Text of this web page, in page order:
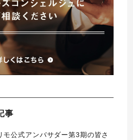
事
モ公式アンバサダー第3期の皆さ